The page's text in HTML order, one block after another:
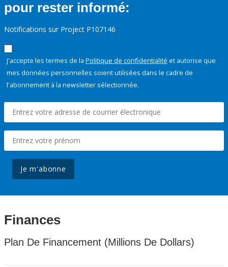
pour rester informé:
Notifications sur Project P107146
J'accepte les termes de la Politique de confidentialité et autorise que
mes données personnelles soient utilisées dans le cadre de
l'abonnement à la newsletter sélectionnée.
Je m'abonne
Finances
Plan De Financement (Millions De Dollars)